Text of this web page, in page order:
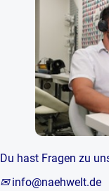
Du hast Fragen zu
✉ info@naehwelt.de